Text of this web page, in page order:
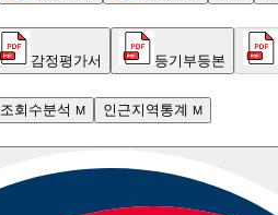
감정평가서 등기부등본
조회수분석 M 인근지역통계 M